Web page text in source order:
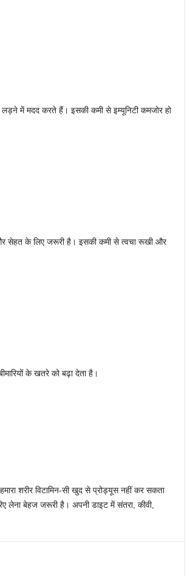
में मदद करते हैं। इसकी कमी से इम्यूनिटी कमजोर हो
और सेहत के लिए जरूरी है। इसकी कमी से त्वचा रूखी और
के खतरे को बढ़ा देता है।
शरीर विटामिन-सी खुद से प्रोड्यूस नहीं कर सकता
लेना बेहज जरूरी है। अपनी डाइट में संतरा, कीवी,